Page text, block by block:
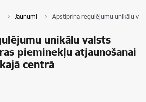
Jaunumi Apstiprina regulējumu unikālu
unikālu valsts
pieminekļu atjaunošanai
centrā